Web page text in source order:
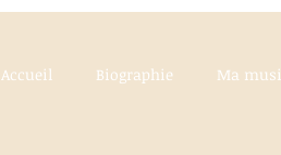
Accueil Biographie Ma